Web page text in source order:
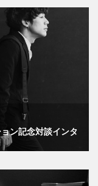
ン記念対談インタ